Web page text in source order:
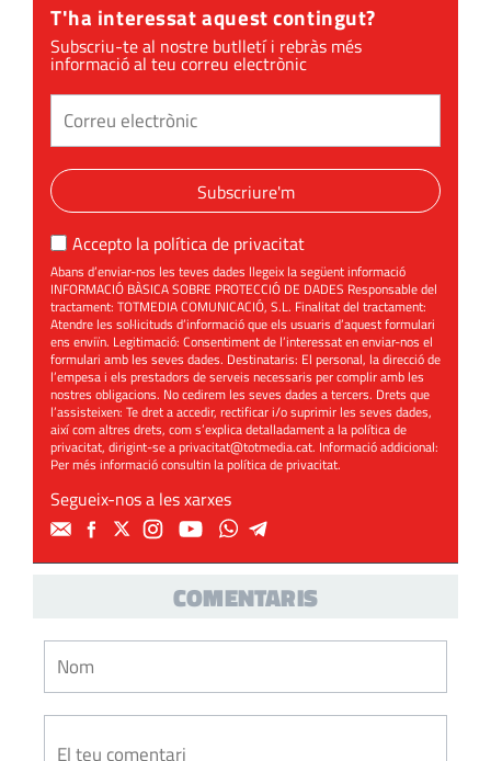
T'ha interessat aquest contingut?
Subscriu-te al nostre butlletí i rebràs més
informació al teu correu electrònic
Subscriure'm
Accepto la política de privacitat
Abans d’enviar-nos les teves dades llegeix la següent informació
INFORMACIÓ BÀSICA SOBRE PROTECCIÓ DE DADES Responsable del
tractament: TOTMEDIA COMUNICACIÓ, S.L. Finalitat del tractament:
Atendre les sol·licituds d’informació que els usuaris d’aquest formulari
ens enviïn. Legitimació: Consentiment de l’interessat en enviar-nos el
formulari amb les seves dades. Destinataris: El personal, la direcció de
l’empesa i els prestadors de serveis necessaris per complir amb les
nostres obligacions. No cedirem les seves dades a tercers. Drets que
l’assisteixen: Te dret a accedir, rectificar i/o suprimir les seves dades,
així com altres drets, com s’explica detalladament a la política de
privacitat, dirigint-se aprivacitat@totmedia.cat. Informació addicional:
Per més informació consultin lapolítica de privacitat.
Segueix-nos a les xarxes
COMENTARIS